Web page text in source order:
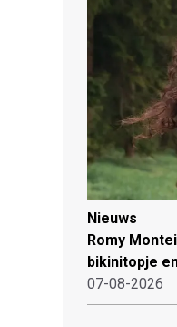
Nieuws
Romy
bikinitopje
07-08-2026